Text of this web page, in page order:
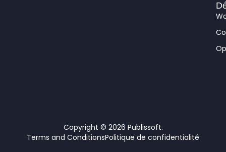
Copyright © 2026 Publissoft.
Terms and ConditionsPolitique de confidentialité